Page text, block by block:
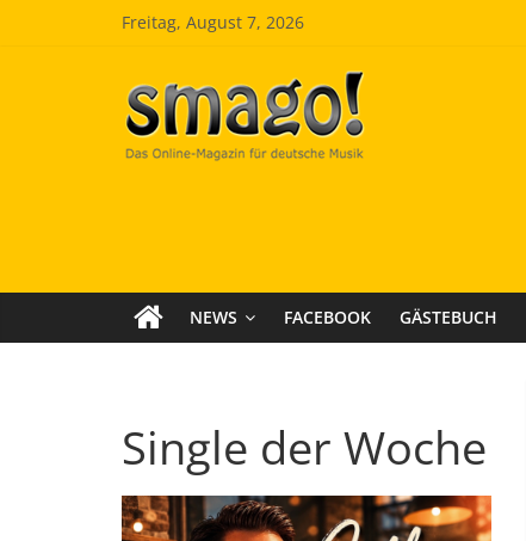
Freitag, August 7, 2026
Smago
SchlagerMAGazinOnline
NEWS FACEBOOK GÄSTEBUCH
Single der Woche